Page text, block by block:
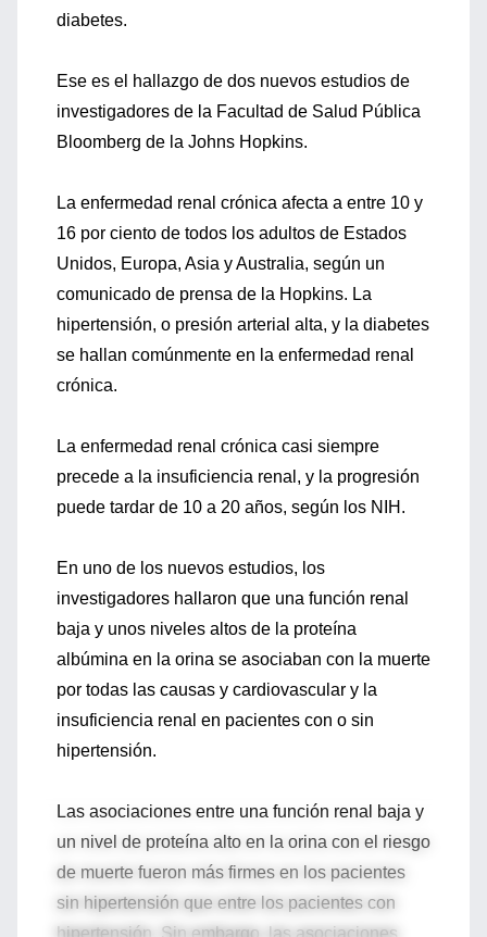
diabetes.
Ese es el hallazgo de dos nuevos estudios de
investigadores de la Facultad de Salud Pública
Bloomberg de la Johns Hopkins.
La enfermedad renal crónica afecta a entre 10 y
16 por ciento de todos los adultos de Estados
Unidos, Europa, Asia y Australia, según un
comunicado de prensa de la Hopkins. La
hipertensión, o presión arterial alta, y la diabetes
se hallan comúnmente en la enfermedad renal
crónica.
La enfermedad renal crónica casi siempre
precede a la insuficiencia renal, y la progresión
puede tardar de 10 a 20 años, según los NIH.
En uno de los nuevos estudios, los
investigadores hallaron que una función renal
baja y unos niveles altos de la proteína
albúmina en la orina se asociaban con la muerte
por todas las causas y cardiovascular y la
insuficiencia renal en pacientes con o sin
hipertensión.
Las asociaciones entre una función renal baja y
un nivel de proteína alto en la orina con el riesgo
de muerte fueron más firmes en los pacientes
sin hipertensión que entre los pacientes con
hipertensión. Sin embargo, las asociaciones